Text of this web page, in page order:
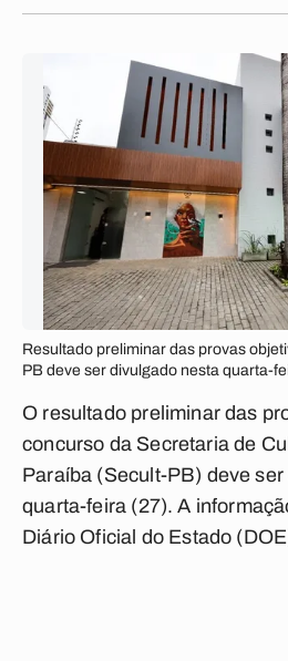
Resultado preliminar das provas
PB deve ser divulgado nesta quarta-
O resultado preliminar das
concurso da Secretaria de
Paraíba (Secult-PB) deve
quarta-feira (27). A
Diário Oficial do Estado